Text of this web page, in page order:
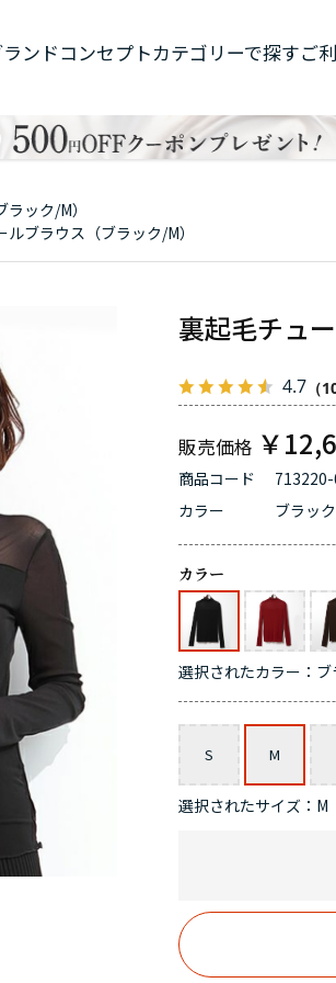
ランドコンセプトカテゴリーで探すご
ック/M）
ブラウス（ブラック/M）
裏起毛チュ
4.7 （
￥
商品コード
カラー
ブラック
カラー
選択されたカラー：
サイズ
S M
選択されたサイズ：M